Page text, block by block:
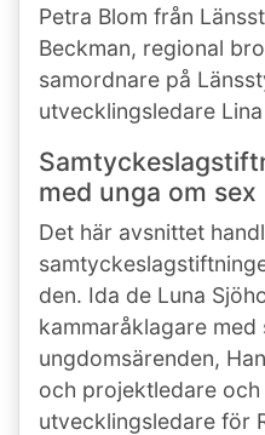
Petra Blom från
Beckman, regional
samordnare på
utvecklingsledare
med unga om sex
Det här avsnittet
den. Ida de Luna
kammaråklagare
ungdomsärenden,
och projektledare
utvecklingsledare för